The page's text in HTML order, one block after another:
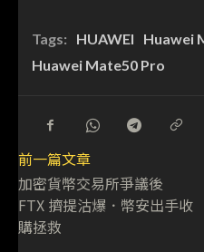
Tags: HUAWEI
Huawei
Huawei Mate50 Pro
前一篇文章
加密貨幣交易所爭議後
FTX 擠提沽爆．幣安出手收
購拯救